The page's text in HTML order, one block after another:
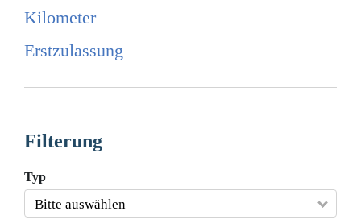
Kilometer
Erstzulassung
Filterung
Typ
Bitte auswählen